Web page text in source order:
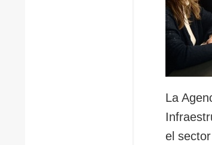
La
el